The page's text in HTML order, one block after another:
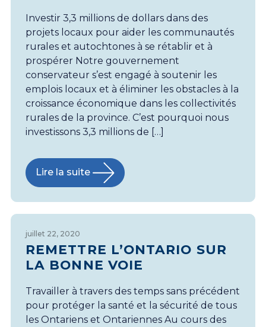
Investir 3,3 millions de dollars dans des
projets locaux pour aider les communautés
rurales et autochtones à se rétablir et à
prospérer Notre gouvernement
conservateur s’est engagé à soutenir les
emplois locaux et à éliminer les obstacles à la
croissance économique dans les collectivités
rurales de la province. C’est pourquoi nous
investissons 3,3 millions de […]
Lire la suite
juillet 22, 2020
REMETTRE L’ONTARIO SUR
LA BONNE VOIE
Travailler à travers des temps sans précédent
pour protéger la santé et la sécurité de tous
les Ontariens et Ontariennes Au cours des